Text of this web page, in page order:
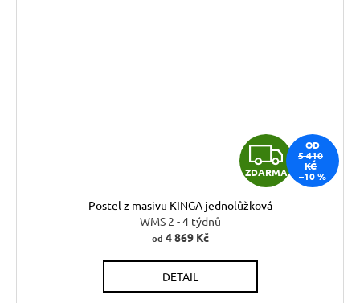
Z
D
ZDARMA
OD
5 410
KČ
–10 %
Postel z masivu KINGA jednolůžková
WMS 2 - 4 týdnů
od 4 869 Kč
DETAIL